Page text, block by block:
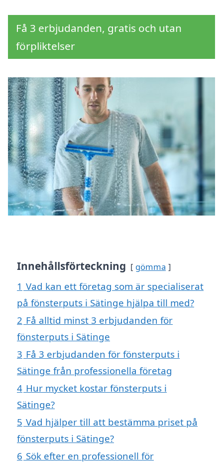
Få 3 erbjudanden, gratis och utan
förpliktelser
Innehållsförteckning gömma
1 Vad kan ett företag som är specialiserat
på fönsterputs i Sätinge hjälpa till med?
2 Få alltid minst 3 erbjudanden för
fönsterputs i Sätinge
3 Få 3 erbjudanden för fönsterputs i
Sätinge från professionella företag
4 Hur mycket kostar fönsterputs i
Sätinge?
5 Vad hjälper till att bestämma priset på
fönsterputs i Sätinge?
6 Sök efter en professionell för